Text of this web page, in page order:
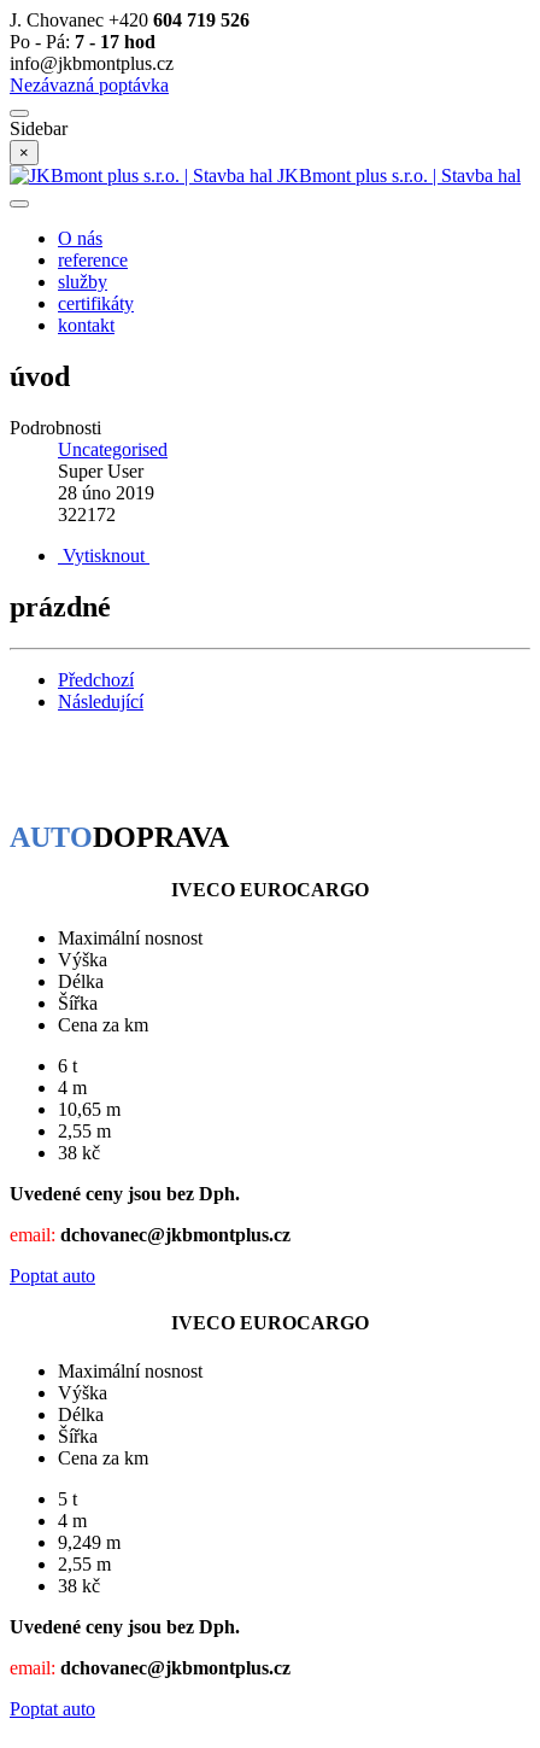
J. Chovanec +420 604 719 526
Po - Pá: 7 - 17 hod
info@jkbmontplus.cz
Nezávazná poptávka
Sidebar
×
JKBmont plus s.r.o. | Stavba hal
O nás
reference
služby
certifikáty
kontakt
úvod
Podrobnosti
Uncategorised
Super User
28 úno 2019
322172
Vytisknout
prázdné
Předchozí
Následující
AUTODOPRAVA
IVECO EUROCARGO
Maximální nosnost
Výška
Délka
Šířka
Cena za km
6 t
4 m
10,65 m
2,55 m
38 kč
Uvedené ceny jsou bez Dph.
email: dchovanec@jkbmontplus.cz
Poptat auto
IVECO EUROCARGO
Maximální nosnost
Výška
Délka
Šířka
Cena za km
5 t
4 m
9,249 m
2,55 m
38 kč
Uvedené ceny jsou bez Dph.
email: dchovanec@jkbmontplus.cz
Poptat auto